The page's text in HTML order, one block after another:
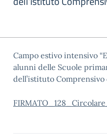
Campo estivo intensivo
alunni delle Scuole
dell’istituto Comprensivo